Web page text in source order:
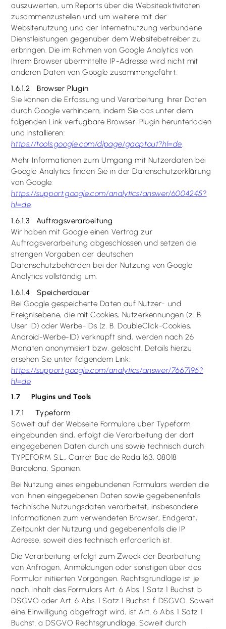
auszuwerten, um Reports über die Websiteaktivitäten
zusammenzustellen und um weitere mit der
Websitenutzung und der Internetnutzung verbundene
Dienstleistungen gegenüber dem Websitebetreiber zu
erbringen. Die im Rahmen von Google Analytics von
Ihrem Browser übermittelte IP-Adresse wird nicht mit
anderen Daten von Google zusammengeführt.
1.6.1.2 Browser Plugin
Sie können die Erfassung und Verarbeitung Ihrer Daten
durch Google verhindern, indem Sie das unter dem
folgenden Link verfügbare Browser-Plugin herunterladen
und installieren:
https://tools.google.com/dlpage/gaoptout?hl=de.
Mehr Informationen zum Umgang mit Nutzerdaten bei
Google Analytics finden Sie in der Datenschutzerklärung
von Google:
https://support.google.com/analytics­/answer/60­04245?
hl=de.
1.6.1.3 Auftragsverarbeitung
Wir haben mit Google einen Vertrag zur
Auftragsverarbeitung abgeschlossen und setzen die
strengen Vorgaben der deutschen
Datenschutzbehörden bei der Nutzung von Google
Analytics vollständig um.
1.6.1.4 Speicherdauer
Bei Google gespeicherte Daten auf Nutzer- und
Ereignisebene, die mit Cookies, Nutzerkennungen (z. B.
User ID) oder Werbe-IDs (z. B. DoubleClick-Cookies,
Android-Werbe-ID) verknüpft sind, werden nach 26
Monaten anonymisiert bzw. gelöscht. Details hierzu
ersehen Sie unter folgendem Link:
https://support.google.com/analytics/answer/­7667196?
hl=de
1.7 Plugins und Tools
1.7.1 Typeform
Soweit auf der Webseite Formulare über Typeform
eingebunden sind, erfolgt die Verarbeitung der dort
eingegebenen Daten durch uns sowie technisch durch
TYPEFORM S.L., Carrer Bac de Roda 163, 08018
Barcelona, Spanien.
Bei Nutzung eines eingebundenen Formulars werden die
von Ihnen eingegebenen Daten sowie gegebenenfalls
technische Nutzungsdaten verarbeitet, insbesondere
Informationen zum verwendeten Browser, Endgerät,
Zeitpunkt der Nutzung und gegebenenfalls die IP
Adresse, soweit dies technisch erforderlich ist.
Die Verarbeitung erfolgt zum Zweck der Bearbeitung
von Anfragen, Anmeldungen oder sonstigen über das
Formular initiierten Vorgängen. Rechtsgrundlage ist je
nach Inhalt des Formulars Art. 6 Abs. 1 Satz 1 Buchst. b
DSGVO oder Art. 6 Abs. 1 Satz 1 Buchst. f DSGVO. Soweit
eine Einwilligung abgefragt wird, ist Art. 6 Abs. 1 Satz 1
Buchst. a DSGVO Rechtsgrundlage. Soweit durch